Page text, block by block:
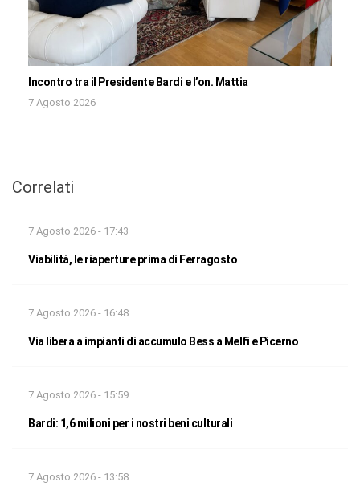
Incontro tra il Presidente Bardi e l’on. Mattia
7 Agosto 2026
Correlati
7 Agosto 2026 - 17:43
Viabilità, le riaperture prima di Ferragosto
7 Agosto 2026 - 16:48
Via libera a impianti di accumulo Bess a Melfi e Picerno
7 Agosto 2026 - 15:59
Bardi: 1,6 milioni per i nostri beni culturali
7 Agosto 2026 - 13:58